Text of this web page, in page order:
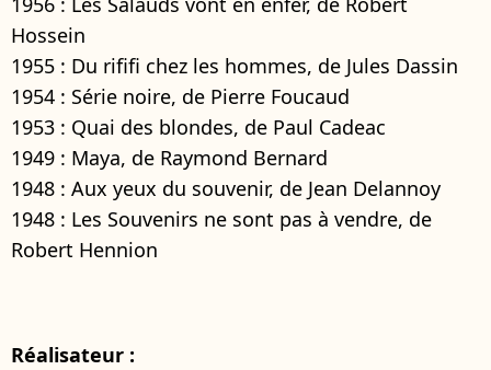
Hossein
1955 : Du rififi chez les hommes, de Jules Dassin
1954 : Série noire, de Pierre Foucaud
1953 : Quai des blondes, de Paul Cadeac
1949 : Maya, de Raymond Bernard
1948 : Aux yeux du souvenir, de Jean Delannoy
1948 : Les Souvenirs ne sont pas à vendre, de
Robert Hennion
Réalisateur :